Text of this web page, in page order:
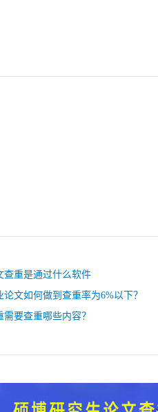
查重是通过什么软件
论文如何做到查重率为6%以下？
需要查重哪些内容？